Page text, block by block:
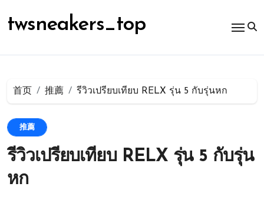
容
twsneakers_top
首页 推薦 รีวิวเปรียบเทียบ RELX รุ่น 5 กับรุ่นหก
推薦
รีวิวเปรียบเทียบ RELX รุ่น 5 กับรุ่น
หก